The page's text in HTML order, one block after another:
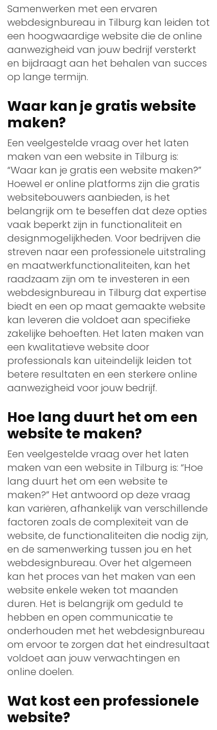
Samenwerken met een ervaren
webdesignbureau in Tilburg kan leiden tot
een hoogwaardige website die de online
aanwezigheid van jouw bedrijf versterkt
en bijdraagt aan het behalen van succes
op lange termijn.
Waar kan je gratis website
maken?
Een veelgestelde vraag over het laten
maken van een website in Tilburg is:
“Waar kan je gratis een website maken?”
Hoewel er online platforms zijn die gratis
websitebouwers aanbieden, is het
belangrijk om te beseffen dat deze opties
vaak beperkt zijn in functionaliteit en
designmogelijkheden. Voor bedrijven die
streven naar een professionele uitstraling
en maatwerkfunctionaliteiten, kan het
raadzaam zijn om te investeren in een
webdesignbureau in Tilburg dat expertise
biedt en een op maat gemaakte website
kan leveren die voldoet aan specifieke
zakelijke behoeften. Het laten maken van
een kwalitatieve website door
professionals kan uiteindelijk leiden tot
betere resultaten en een sterkere online
aanwezigheid voor jouw bedrijf.
Hoe lang duurt het om een
website te maken?
Een veelgestelde vraag over het laten
maken van een website in Tilburg is: “Hoe
lang duurt het om een website te
maken?” Het antwoord op deze vraag
kan variëren, afhankelijk van verschillende
factoren zoals de complexiteit van de
website, de functionaliteiten die nodig zijn,
en de samenwerking tussen jou en het
webdesignbureau. Over het algemeen
kan het proces van het maken van een
website enkele weken tot maanden
duren. Het is belangrijk om geduld te
hebben en open communicatie te
onderhouden met het webdesignbureau
om ervoor te zorgen dat het eindresultaat
voldoet aan jouw verwachtingen en
online doelen.
Wat kost een professionele
website?